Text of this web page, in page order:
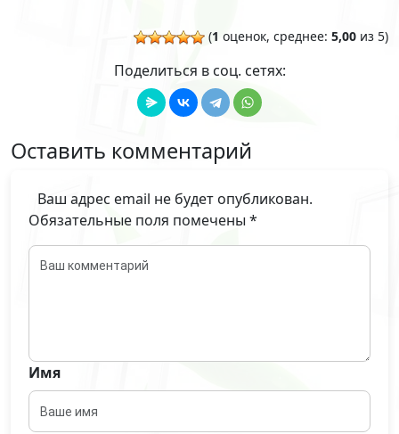
(1 оценок, среднее: 5,00 из 5)
Поделиться в соц. сетях:
Оставить комментарий
Ваш адрес email не будет опубликован.
Обязательные поля помечены *
Имя